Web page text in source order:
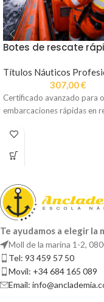
Botes de rescate
Títulos Náuticos
307,00€
Certificado avanzado para
embarcaciones rápidas en
Te ayudamos a elegir la
Moll de la marina 1-2,
Tel: 93 459 57 50
Movil: +34 684 165 089
Email: